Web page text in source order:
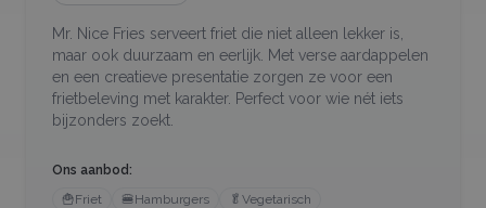
Mr. Nice Fries serveert friet die niet alleen lekker is,
maar ook duurzaam en eerlijk. Met verse aardappelen
en een creatieve presentatie zorgen ze voor een
frietbeleving met karakter. Perfect voor wie nét iets
bijzonders zoekt.
Ons aanbod:
🍟Friet 🍔Hamburgers 🥬 Vegetarisch